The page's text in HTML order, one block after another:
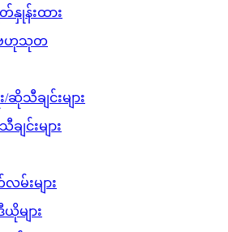
နှုန်းထား
ဟုသုတ
သီချင်းများ
ျင်းများ
မ်းများ
များ